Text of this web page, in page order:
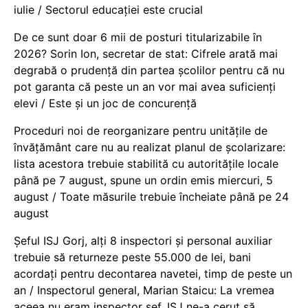
iulie / Sectorul educației este crucial
De ce sunt doar 6 mii de posturi titularizabile în
2026? Sorin Ion, secretar de stat: Cifrele arată mai
degrabă o prudență din partea școlilor pentru că nu
pot garanta că peste un an vor mai avea suficienți
elevi / Este și un joc de concurență
Proceduri noi de reorganizare pentru unitățile de
învățământ care nu au realizat planul de școlarizare:
lista acestora trebuie stabilită cu autoritățile locale
până pe 7 august, spune un ordin emis miercuri, 5
august / Toate măsurile trebuie încheiate până pe 24
august
Șeful ISJ Gorj, alți 8 inspectori și personal auxiliar
trebuie să returneze peste 55.000 de lei, bani
acordați pentru decontarea navetei, timp de peste un
an / Inspectorul general, Marian Staicu: La vremea